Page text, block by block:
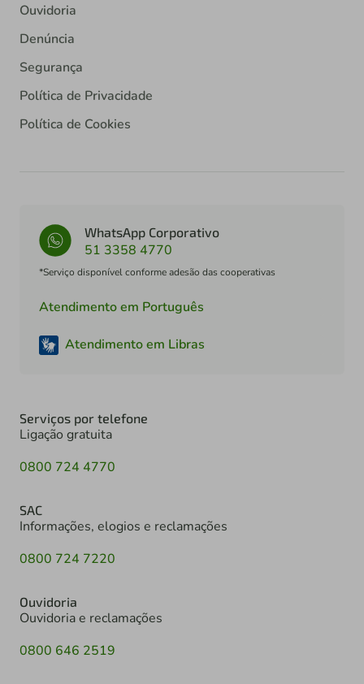
Ouvidoria
Denúncia
Segurança
Política de Privacidade
Política de Cookies
WhatsApp Corporativo
51 3358 4770
*Serviço disponível conforme adesão das cooperativas
Atendimento em Português
Atendimento em Libras
Serviços por telefone
Ligação gratuita
0800 724 4770
SAC
Informações, elogios e reclamações
0800 724 7220
Ouvidoria
Ouvidoria e reclamações
0800 646 2519